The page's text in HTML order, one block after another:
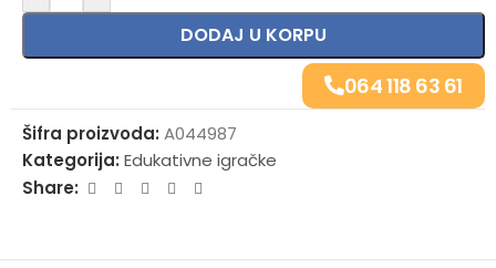
DODAJ U KORPU
064 118 63 61
Šifra proizvoda: A044987
Kategorija: Edukativne igračke
Share: